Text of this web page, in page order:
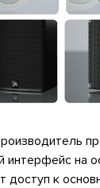
интерфейс на
доступ к